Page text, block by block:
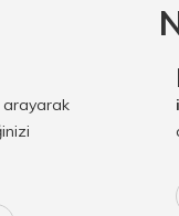
arayarak